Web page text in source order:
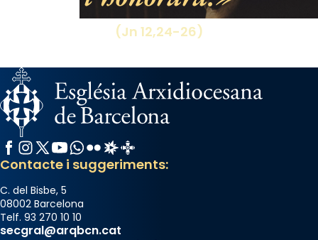
(Jn 12,24-26)
Facebook
Instagram
X / Twitter
YouTube
WhatsApp
FlickrRadio Estel
Catalunya Cristiana
Contacte i suggeriments:
C. del Bisbe, 5
08002 Barcelona
Telf. 93 270 10 10
secgral@arqbcn.cat